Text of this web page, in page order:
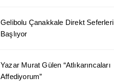
Gelibolu Çanakkale Direkt Seferleri
Başlıyor
Yazar Murat Gülen “Atlıkarıncaları
Affediyorum”